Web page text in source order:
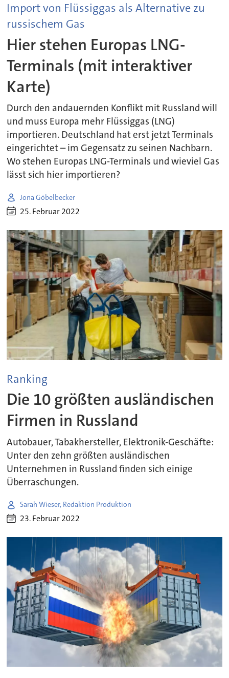
Import von Flüssiggas als Alternative zu
russischem Gas
Hier stehen Europas LNG-
Terminals (mit interaktiver
Karte)
Durch den andauernden Konflikt mit Russland will
und muss Europa mehr Flüssiggas (LNG)
importieren. Deutschland hat erst jetzt Terminals
eingerichtet – im Gegensatz zu seinen Nachbarn.
Wo stehen Europas LNG-Terminals und wieviel Gas
lässt sich hier importieren?
Jona Göbelbecker
25. Februar 2022
Ranking
Die 10 größten ausländischen
Firmen in Russland
Autobauer, Tabakhersteller, Elektronik-Geschäfte:
Unter den zehn größten ausländischen
Unternehmen in Russland finden sich einige
Überraschungen.
Sarah Wieser, Redaktion Produktion
23. Februar 2022